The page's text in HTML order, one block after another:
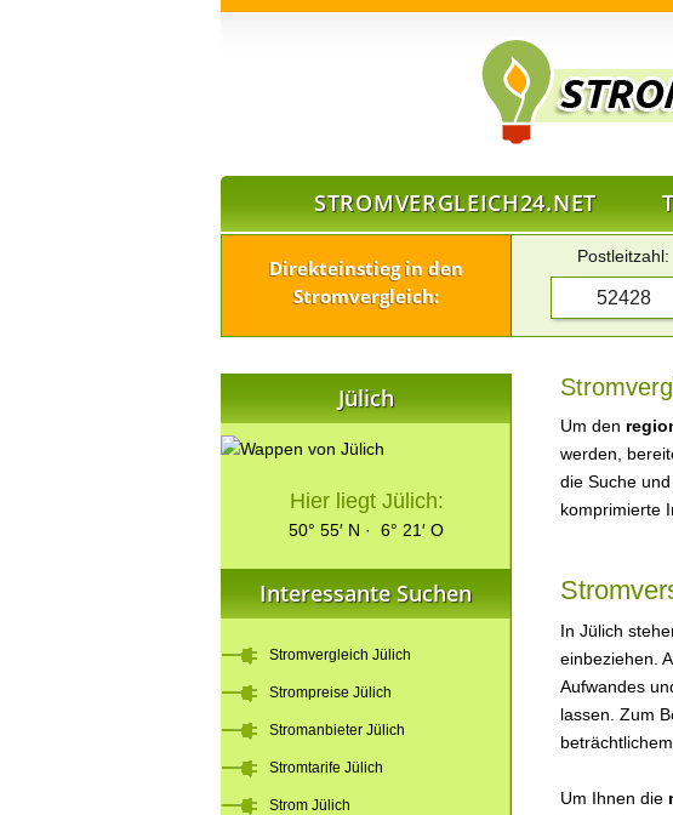
STROMVERGLEICH24.NET
Direkteinstieg in den
Stromvergleich:
Postleitzahl:
Um den
werden,
die Suche
komprimierte
In Jülich
einbeziehen.
Aufwandes
lassen. Zum
Um Ihnen die
Jülich
Hier liegt Jülich:
50° 55′ N · 6° 21′ O
Interessante Suchen
Stromvergleich Jülich
Strompreise Jülich
Stromanbieter Jülich
Stromtarife Jülich
Strom Jülich